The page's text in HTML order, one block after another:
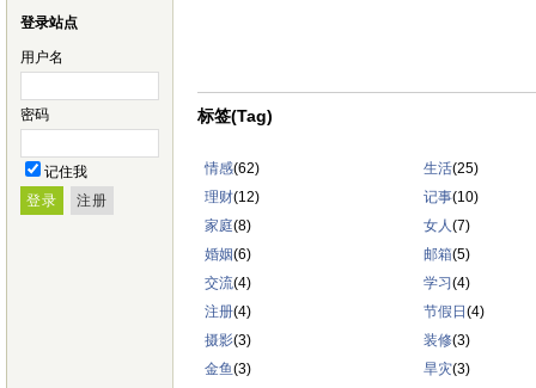
登录站点
用户名
密码
记住我
标签(Tag)
情感(62) 生活(25)
理财(12) 记事(10)
家庭(8) 女人(7)
婚姻(6) 邮箱(5)
交流(4) 学习 (4)
注册(4) 节假日 (4)
摄影(3) 装修(3)
金鱼(3) 旱灾(3)